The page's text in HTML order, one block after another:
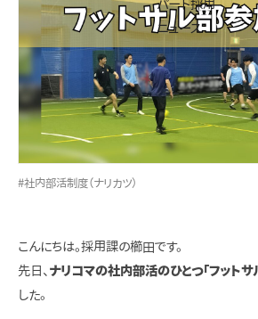
パート採用
ニュース
#社内部活制度（ナリカツ）
こんにちは。採用課の櫛田です。
先日、 ナリコマの社内部活のひとつ「フットサ
した。